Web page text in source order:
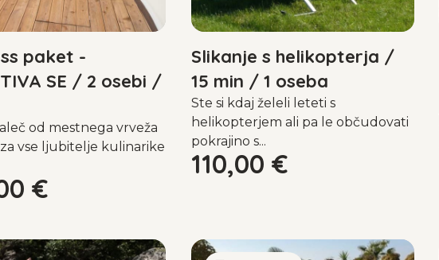
paket -
SE / 2 osebi /
od mestnega vrveža
za vse ljubitelje kulinarike
€
Slikanje s helikopterja /
15 min / 1 oseba
Ste si kdaj želeli leteti s
helikopterjem ali pa le občudovati
pokrajino s...
110,00 €